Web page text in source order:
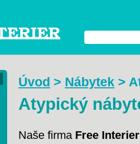
Úvod > Nábytek >
Atypický
Naše firma Free Interier